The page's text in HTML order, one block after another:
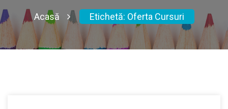
Acasă Etichetă: Oferta Cursuri